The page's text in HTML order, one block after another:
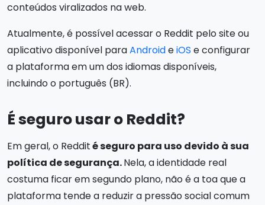
conteúdos viralizados na web.
Atualmente, é possível acessar o Reddit pelo site ou
aplicativo disponível paraAndroideiOS e configurar
a plataforma em um dos idiomas disponíveis,
incluindo o português (BR).
É seguro usar o Reddit?
Em geral, o Reddité seguro para uso devido à sua
política de segurança.Nela, a identidade real
costuma ficar em segundo plano, não é a toa que a
plataforma tende a reduzir a pressão social comum